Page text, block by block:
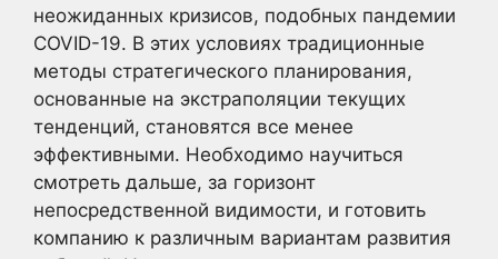
неожиданных кризисов, подобных пандемии
COVID-19. В этих условиях традиционные
методы стратегического планирования,
основанные на экстраполяции текущих
тенденций, становятся все менее
эффективными. Необходимо научиться
смотреть дальше, за горизонт
непосредственной видимости, и готовить
компанию к различным вариантам развития